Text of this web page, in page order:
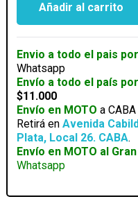
ACCESS
POINT
TP
LINK
DECO
AX3000
WIFI6
DECO
1
NODO
cantidad
Añadir al carrito
Envio a todo el pais por
Whatsapp
Envío a todo el país por
$11.000
Envío en MOTO a
Retirá enAvenida
Plata, Local 26. CABA.
Envío en MOTO al
Whatsapp